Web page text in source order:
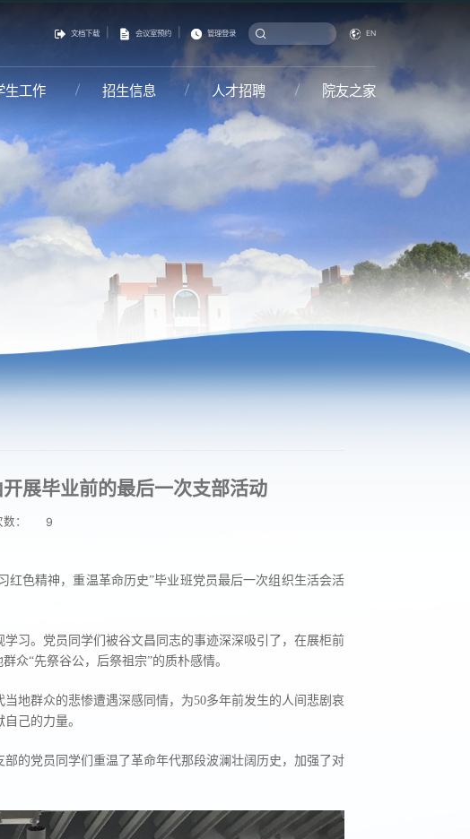
文档下载 会议室预约 管理登录 EN
生工作 招生信息 人才招聘 院友之家
展毕业前的最后一次支部活动
： 9
红色精神，重温革命历史”毕业班党员最后一次组织生活会活
习。党员同学们被谷文昌同志的事迹深深吸引了，在展柜前
众“先祭谷公，后祭祖宗”的质朴感情。
地群众的悲惨遭遇深感同情，为50多年前发生的人间悲剧哀
己的力量。
的党员同学们重温了革命年代那段波澜壮阔历史，加强了对